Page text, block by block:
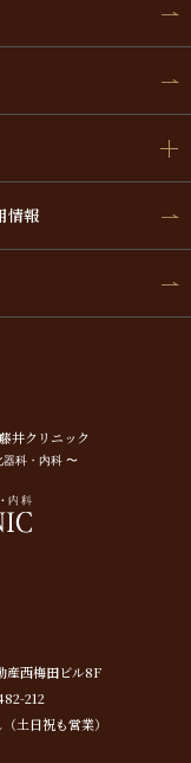
情報
井クリニック
科・内科 〜
産西梅田ビル8F
212
土日祝も営業）